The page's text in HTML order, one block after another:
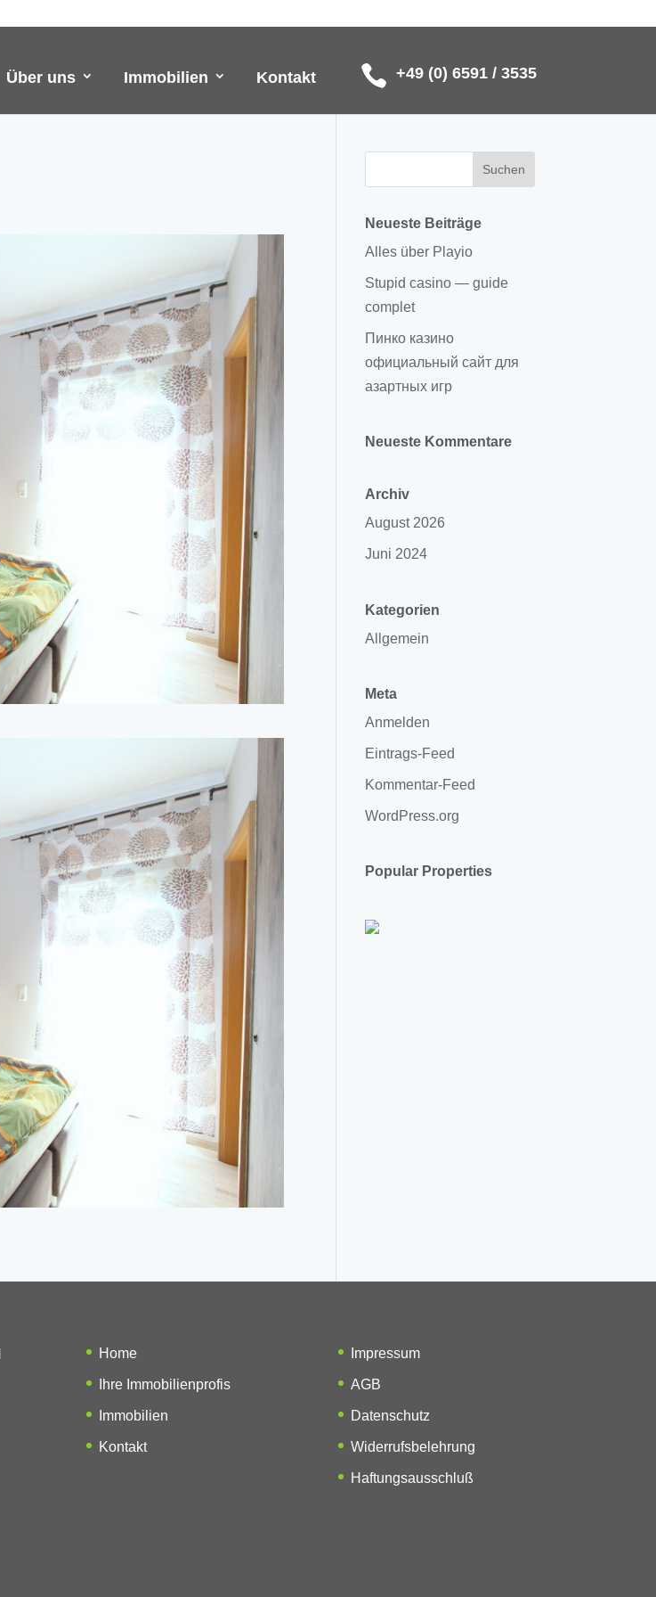
+49 (0) 6591 / 3535
Über uns Immobilien Kontakt
Neueste Beiträge
Alles über Playio
Stupid casino — guide
complet
Пинко казино
официальный сайт для
азартных игр
Neueste Kommentare
Archiv
August 2026
Juni 2024
Kategorien
Allgemein
Meta
Anmelden
Eintrags-Feed
Kommentar-Feed
WordPress.org
Popular Properties
Home
Ihre Immobilienprofis
Immobilien
Kontakt
Impressum
AGB
Datenschutz
Widerrufsbelehrung
Haftungsausschluß